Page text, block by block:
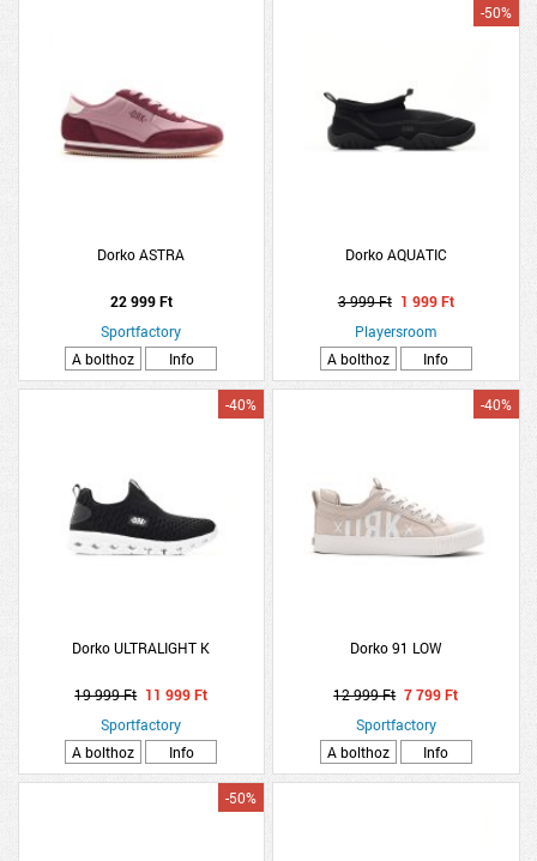
Dorko ASTRA
22 999 Ft
Sportfactory
A bolthoz
Info
Dorko AQUATIC
-50%
3 999 Ft 1 999 Ft
Playersroom
A bolthoz
Info
Dorko ULTRALIGHT K
-40%
19 999 Ft 11 999 Ft
Sportfactory
A bolthoz
Info
Dorko 91 LOW
-40%
12 999 Ft 7 799 Ft
Sportfactory
A bolthoz
Info
-50%